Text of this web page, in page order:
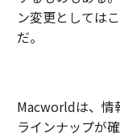
ン変更としては
だ。
Macworldは、情
ラインナップが